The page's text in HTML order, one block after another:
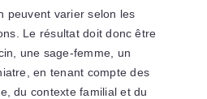
peuvent varier selon les
Le résultat doit donc être
une sage-femme, un
en tenant compte des
du contexte familial et du